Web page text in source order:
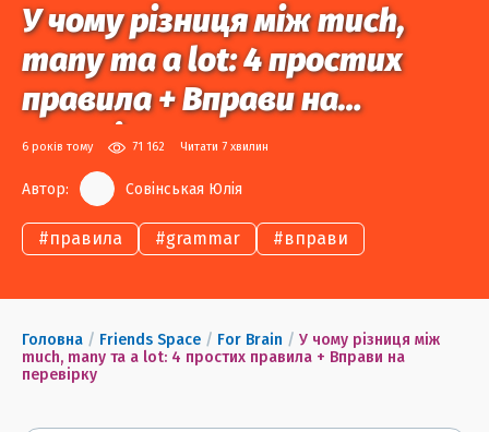
У чому різниця між much,
many та a lot: 4 простих
правила + Вправи на
перевірку
6 років тому 71 162 Читати 7 хвилин
Автор: Совінськая Юлія
#правила #grammar #вправи
Головна / Friends Space / For Brain / У чому різниця між
much, many та a lot: 4 простих правила + Вправи на
перевірку